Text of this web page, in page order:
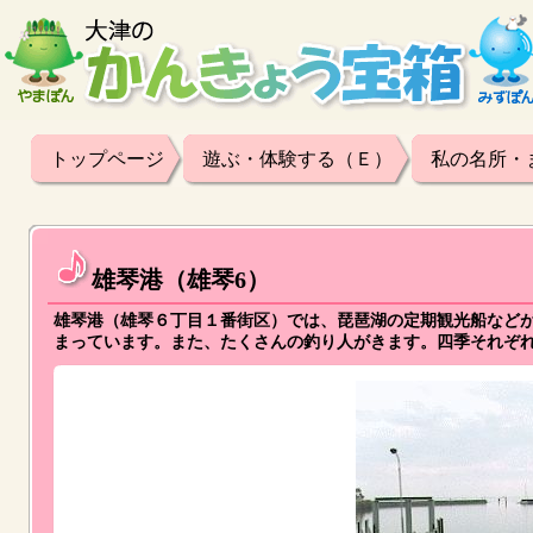
トップページ 遊ぶ・体験する（Ｅ） 私の名所・
雄琴港（雄琴6）
雄琴港（雄琴６丁目１番街区）では、琵琶湖の定期観光船な
まっています。また、たくさんの釣り人がきます。四季それ